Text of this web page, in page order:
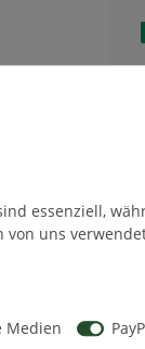
essenziell,
uns
Medien